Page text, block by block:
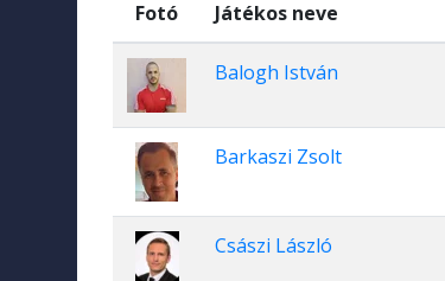
Fotó Játékos neve
Balogh István
Barkaszi Zsolt
Császi László